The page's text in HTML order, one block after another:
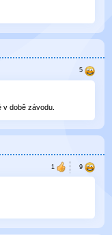
v době závodu.